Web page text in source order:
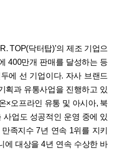
TOP(닥터탑)’의 제조 기업으
400만개 판매를 달성하는 등
에 선 기업이다. 자사 브랜드
획과 유통사업을 진행하고 있
×오프라인 유통 및 아시아, 북
업도 성공적인 운영 중에 있
족지수 7년 연속 1위를 지키
에 대상을 4년 연속 수상한 바